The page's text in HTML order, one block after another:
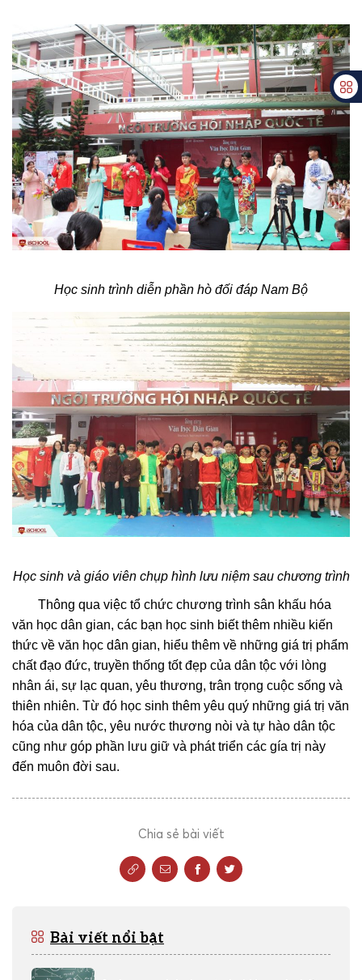
Học sinh trình diễn phần hò đối đáp Nam Bộ
Học sinh và giáo viên chụp hình lưu niệm sau chương trình
Thông qua việc tổ chức chương trình sân khấu hóa
văn học dân gian, các bạn học sinh biết thêm nhiều kiến
thức về văn học dân gian, hiểu thêm về những giá trị phẩm
chất đạo đức, truyền thống tốt đẹp của dân tộc với lòng
nhân ái, sự lạc quan, yêu thương, trân trọng cuộc sống và
thiên nhiên. Từ đó học sinh thêm yêu quý những giá trị văn
hóa của dân tộc, yêu nước thương nòi và tự hào dân tộc
cũng như góp phần lưu giữ và phát triển các gía trị này
đến muôn đời sau.
Chia sẻ bài viết
Bài viết nổi bật